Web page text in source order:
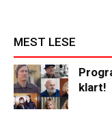
MEST LESE
klart!